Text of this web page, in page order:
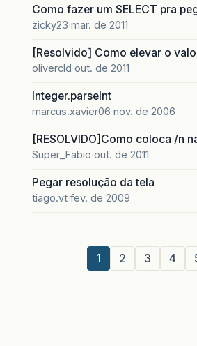
Como fazer um SELECT pra
zicky23 mar. de 2011
[Resolvido] Como elevar o
olivercld out. de 2011
Integer.parseInt
marcus.xavier06 nov. de 2006
[RESOLVIDO]Como coloca /n
Super_Fabio out. de 2011
Pegar resolução da tela
tiago.vt fev. de 2009
1 2 3 4